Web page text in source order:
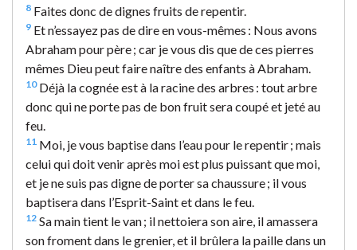
8 Faites donc de dignes fruits de repentir.
9 Et n’essayez pas de dire en vous-mêmes : Nous avons
Abraham pour père ; car je vous dis que de ces pierres
mêmes Dieu peut faire naître des enfants à Abraham.
10Déjà la cognée est à la racine des arbres : tout arbre
donc qui ne porte pas de bon fruit sera coupé et jeté au
feu.
11 Moi, je vous baptise dans l’eau pour le repentir ; mais
celui qui doit venir après moi est plus puissant que moi,
et je ne suis pas digne de porter sa chaussure ; il vous
baptisera dans l’Esprit-Saint et dans le feu.
12 Sa main tient le van ; il nettoiera son aire, il amassera
son froment dans le grenier, et il brûlera la paille dans un